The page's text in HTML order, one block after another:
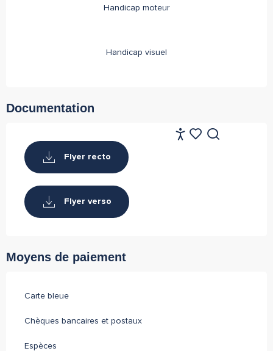
Handicap moteur
Handicap visuel
Documentation
Flyer recto
Flyer verso
Moyens de paiement
Carte bleue
Chèques bancaires et postaux
Espèces